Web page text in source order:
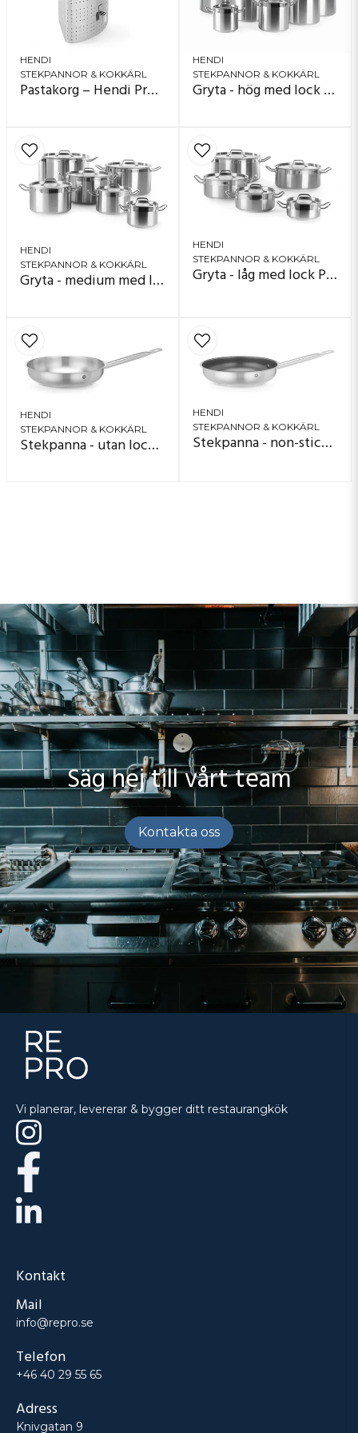
HENDI
STEKPANNOR & KOKKÄRL
Pastakorg – Hendi Profi Line
HENDI
STEKPANNOR & KOKKÄRL
Gryta - hög med lock Profil Line
HENDI
STEKPANNOR & KOKKÄRL
Gryta - medium med lock Profil Line
HENDI
STEKPANNOR & KOKKÄRL
Gryta - låg med lock Profil Line
HENDI
STEKPANNOR & KOKKÄRL
Stekpanna - utan lock Profi Line
HENDI
STEKPANNOR & KOKKÄRL
Stekpanna - non-stick Profi Line
Säg hej till vårt team
Kontakta oss
Vi planerar, levererar & bygger ditt restaurangkök
Kontakt
Mail
info@repro.se
Telefon
+46 40 29 55 65
Adress
Knivgatan 9